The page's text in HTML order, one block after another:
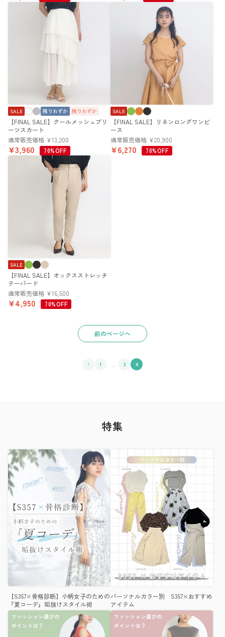
【FINAL SALE】クールメッシュプリ
ーツスカート
SALE 残りわずか 残りわずか
通常販売価格 ¥13,200
¥3,960 70%OFF
【FINAL SALE】リネンロングワンピ
ース
SALE
通常販売価格 ¥20,900
¥6,270 70%OFF
【FINAL SALE】オックスストレッチ
テーパード
SALE
通常販売価格 ¥16,500
¥4,950 70%OFF
前のページへ
1 … 3 4
特集
【S357×骨格診断】小柄女子のための
『夏コーデ』垢抜けスタイル術
パーソナルカラー別 S357×おすすめ
アイテム